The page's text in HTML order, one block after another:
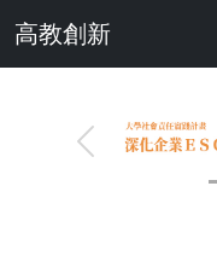
高教創新
Previous